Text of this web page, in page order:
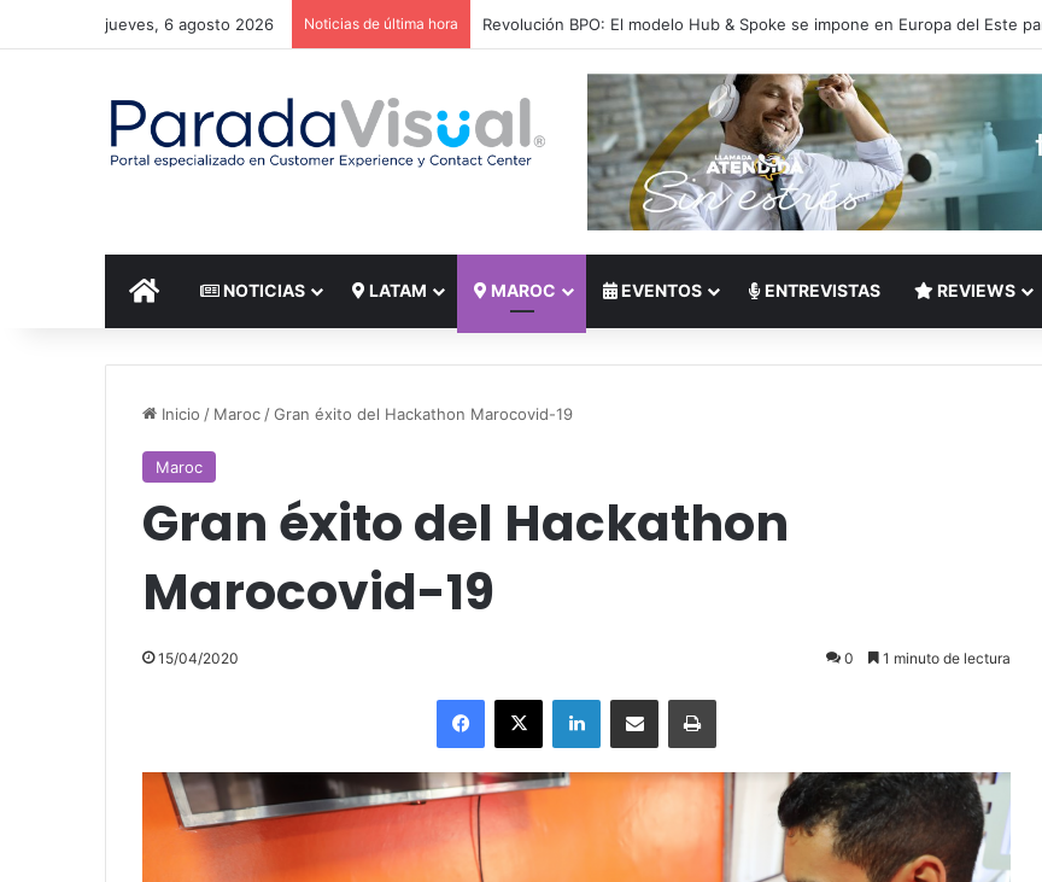
jueves, 6 agosto 2026 Noticias de última hora El reto del Nearshoring: Crisis de talento bilingüe en Centroamérica
INICIO NOTICIAS LATAM MAROC EVENTOS ENTREVISTAS REVIEWS
Inicio / Maroc/Gran éxito del Hackathon Marocovid-19
Maroc
Gran éxito del Hackathon
Marocovid-19
15/04/2020 0 1 minuto de lectura
Facebook
X LinkedInCompartir por correo electrónicoImprimir